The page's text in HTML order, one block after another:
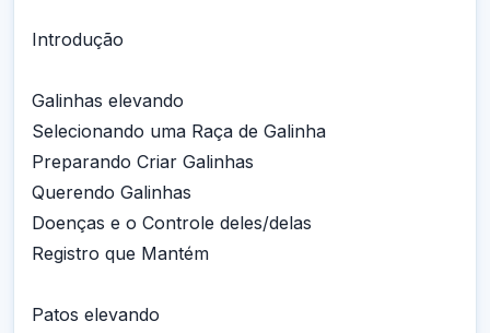
Introdução
Galinhas elevando
Selecionando uma Raça de Galinha
Preparando Criar Galinhas
Querendo Galinhas
Doenças e o Controle deles/delas
Registro que Mantém
Patos elevando